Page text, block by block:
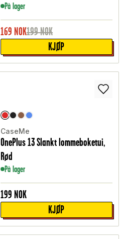
På lager
169 NOK199NOK
KJØP
CaseMe
OnePlus 13 Slankt lommeboketui,
Rød
På lager
199 NOK
KJØP